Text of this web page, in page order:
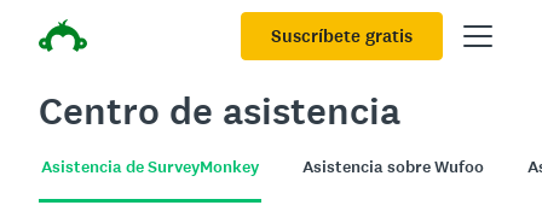
Suscríbete gratis
Centro de asistencia
Asistencia de SurveyMonkey Asistencia sobre Wufoo